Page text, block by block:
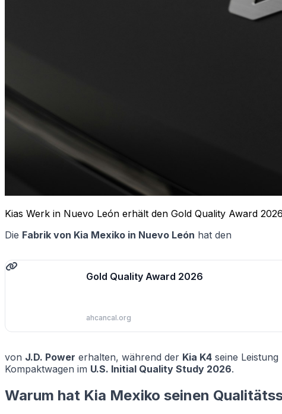
Kias Werk in Nuevo León erhält den Gold Quality Award
Die Fabrik von Kia Mexiko in Nuevo León hat den
Gold Quality Award 2026
ahcancal.org
von J.D. Power erhalten, während der Kia K4 seine
Kompaktwagen im U.S. Initial Quality Study 2026.
Warum hat Kia Mexiko seinen